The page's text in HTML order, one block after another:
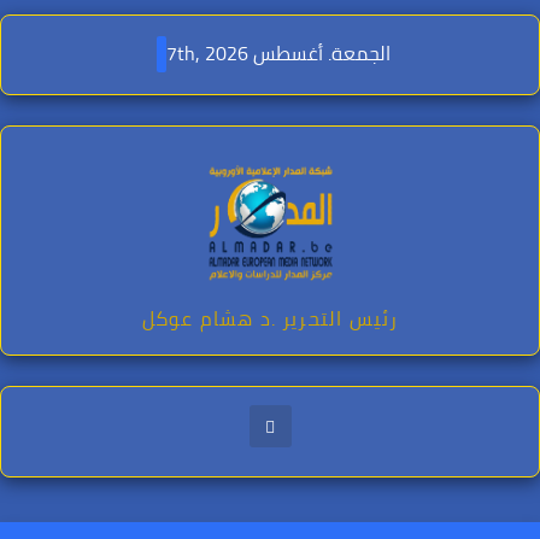
Skip
content
الجمعة. أغسطس 7th, 2026
رئيس التحرير .د هشام عوكل